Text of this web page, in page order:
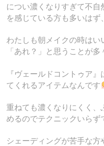
につい濃くなりすぎて不
を感じている方も多いはず
わたしも朝メイクの時はい
「あれ？」と思うことが多
『ヴェールドコントゥア
てくれるアイテムなんです
重ねても濃くなりにくく、
めるのでテクニックいらず
シェーディングが苦手な